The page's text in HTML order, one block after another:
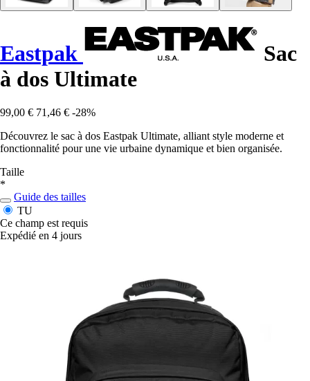
Eastpak
Sac
à dos Ultimate
99,00 € 71,46 € -28%
Découvrez le sac à dos Eastpak Ultimate, alliant style moderne et
fonctionnalité pour une vie urbaine dynamique et bien organisée.
Taille
*
Guide des tailles
TU
Ce champ est requis
Expédié en 4 jours